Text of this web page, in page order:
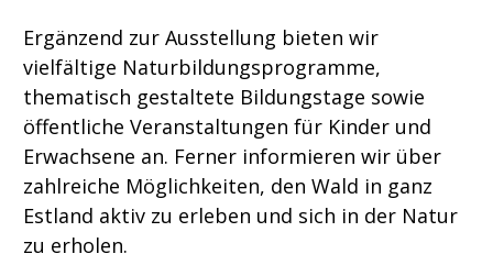
Ergänzend zur Ausstellung bieten wir
vielfältige Naturbildungsprogramme,
thematisch gestaltete Bildungstage sowie
öffentliche Veranstaltungen für Kinder und
Erwachsene an. Ferner informieren wir über
zahlreiche Möglichkeiten, den Wald in ganz
Estland aktiv zu erleben und sich in der Natur
zu erholen.